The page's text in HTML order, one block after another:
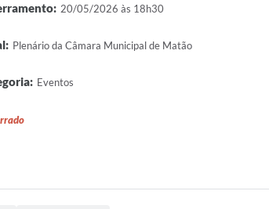
20/05/2026 às 18h30
Plenário da Câmara Municipal de Matão
Eventos